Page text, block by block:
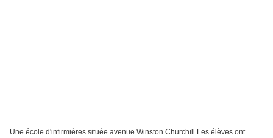
Une école d'infirmières située avenue Winston Churchill Les élèves ont